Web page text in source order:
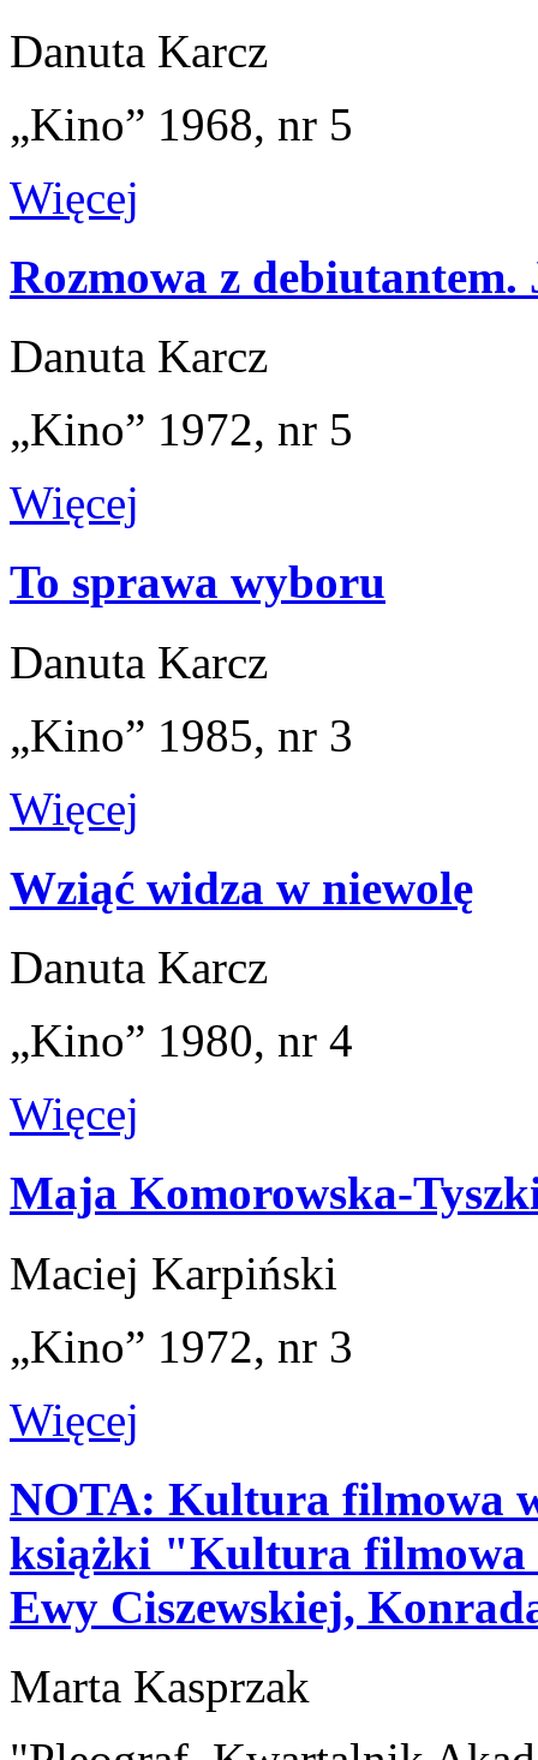
Danuta Karcz
„Kino” 1968, nr 5
Więcej
Rozmowa z debiutantem.
Danuta Karcz
„Kino” 1972, nr 5
Więcej
To sprawa wyboru
Danuta Karcz
„Kino” 1985, nr 3
Więcej
Wziąć widza w niewolę
Danuta Karcz
„Kino” 1980, nr 4
Więcej
Maja Komorowska-
Maciej Karpiński
„Kino” 1972, nr 3
Więcej
NOTA: Kultura filmowa
książki "Kultura filmowa
Ewy Ciszewskiej,
Marta Kasprzak